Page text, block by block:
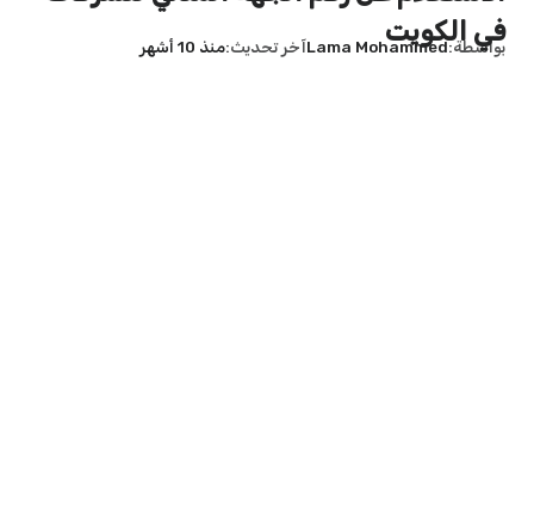
في الكويت
بواسطة Lama Mohammedآخر تحديث منذ 10 أشهر